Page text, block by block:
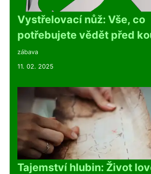
Vystřelovací nůž: Vše, co
potřebujete vědět před
zábava
11. 02. 2025
Tajemství hlubin: Život